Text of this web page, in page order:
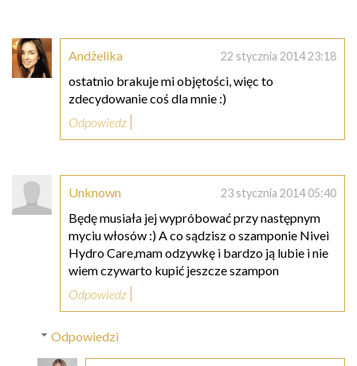
Andżelika 22 stycznia 2014 23:18
ostatnio brakuje mi objętości, więc to
zdecydowanie coś dla mnie :)
Odpowiedz
Unknown 23 stycznia 2014 05:40
Będę musiała jej wypróbować przy następnym
myciu włosów :) A co sądzisz o szamponie Nivei
Hydro Care,mam odzywkę i bardzo ją lubie i nie
wiem czywarto kupić jeszcze szampon
Odpowiedz
Odpowiedzi